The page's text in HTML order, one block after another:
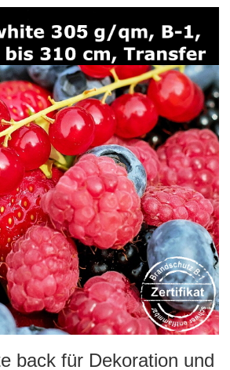
back für Dekoration und